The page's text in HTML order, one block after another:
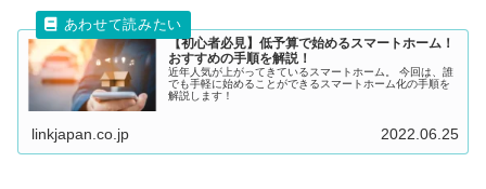
【初心者必見】低予算で始めるスマートホーム！
おすすめの手順を解説！
近年人気が上がってきているスマートホーム。 今回は、誰
でも手軽に始めることができるスマートホーム化の手順を
解説します！
linkjapan.co.jp 2022.06.25